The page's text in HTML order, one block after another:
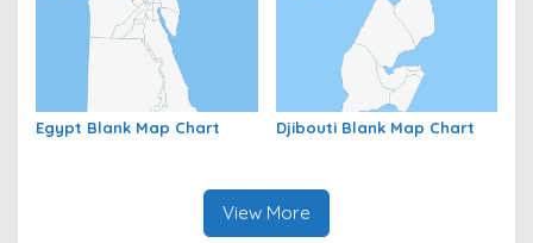
Egypt Blank Map Chart Djibouti Blank Map Chart
View More